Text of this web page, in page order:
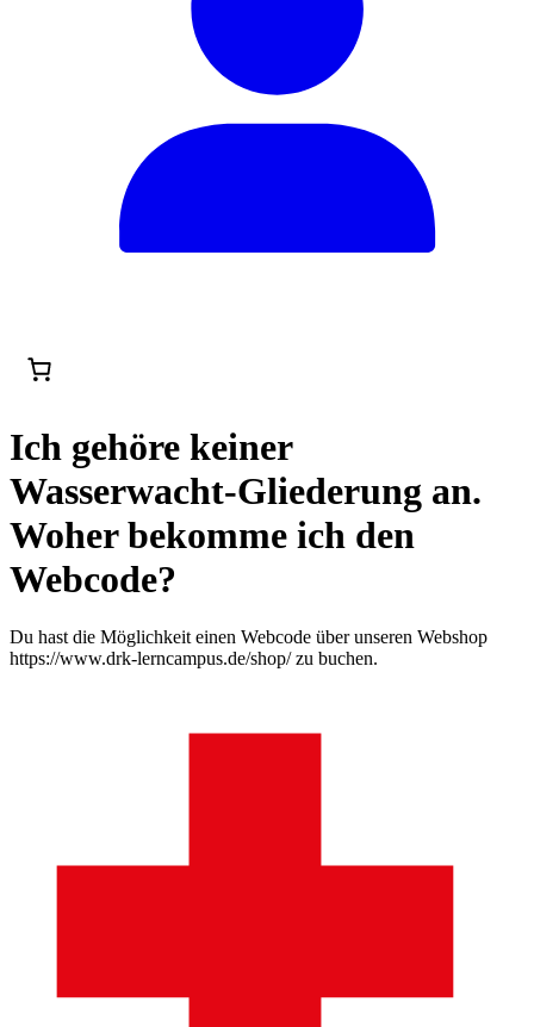
Ich gehöre keiner
Wasserwacht-Gliederung an.
Woher bekomme ich den
Webcode?
Du hast die Möglichkeit einen Webcode über unseren Webshop
https://www.drk-lerncampus.de/shop/ zu buchen.